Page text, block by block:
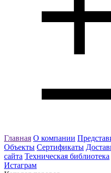
Главная О компании
Объекты Сертификаты
сайта Техническая библиотека
Истаграм